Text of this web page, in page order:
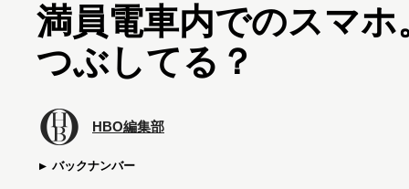
満員電車内でのスマ
つぶしてる？
HBO編集部
バックナンバー